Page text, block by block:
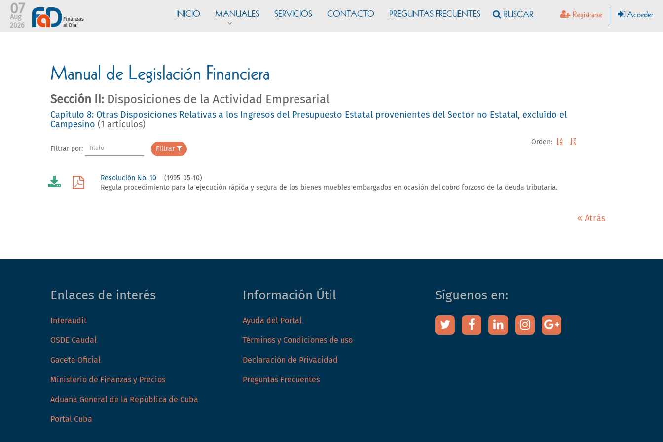
07
Aug
2026
Registrarse Acceder
INICIO MANUALES SERVICIOS CONTACTO PREGUNTAS FRECUENTES
Manual de Legislación Financiera
Sección II: Disposiciones de la Actividad Empresarial
Capítulo 8: Otras Disposiciones Relativas a los Ingresos del Presupuesto Estatal provenientes del Sector no Estatal, excluído el
Campesino (1 artículos)
Filtrar por: Título Filtrar
Orden:
Resolución No. 10 (1995-05-10)
Regula procedimiento para la ejecución rápida y segura de los bienes muebles embargados en ocasión del cobro forzoso de la deuda tributaria.
Atrás
Enlaces de interés
Interaudit
OSDE Caudal
Gaceta Oficial
Ministerio de Finanzas y Precios
Aduana General de la República de Cuba
Portal Cuba
Información Útil
Ayuda del Portal
Términos y Condiciones de uso
Declaración de Privacidad
Preguntas Frecuentes
Síguenos en: